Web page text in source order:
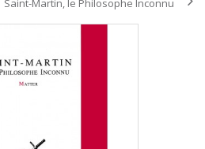
Saint-Martin, le Philosophe Inconnu